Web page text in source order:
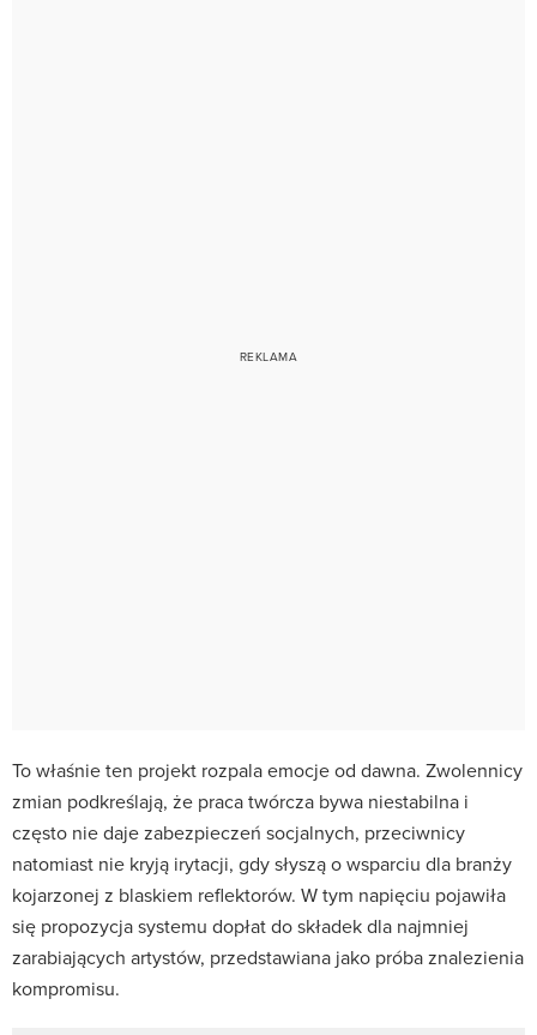
To właśnie ten projekt rozpala emocje od dawna. Zwolennicy
zmian podkreślają, że praca twórcza bywa niestabilna i
często nie daje zabezpieczeń socjalnych, przeciwnicy
natomiast nie kryją irytacji, gdy słyszą o wsparciu dla branży
kojarzonej z blaskiem reflektorów. W tym napięciu pojawiła
się propozycja systemu dopłat do składek dla najmniej
zarabiających artystów, przedstawiana jako próba znalezienia
kompromisu.